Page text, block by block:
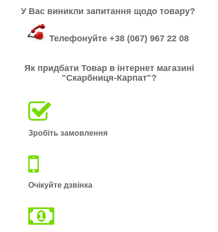
У Вас виникли запитання щодо товару?
Телефонуйте +38 (067) 967 22 08
Як придбати Товар в інтернет магазині
"Скарбниця-Карпат"?
Зробіть замовлення
Очікуйте дзвінка